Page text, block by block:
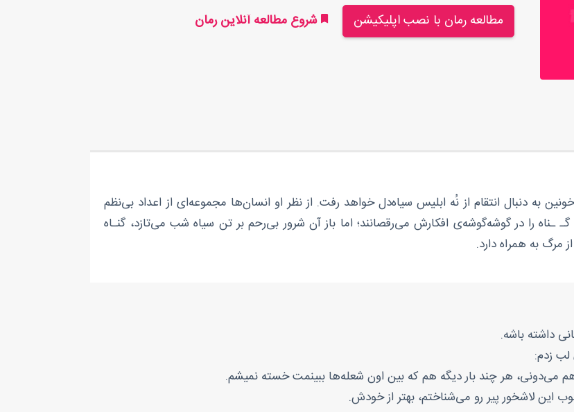
مطالعه رمان با نصب اپلیکیشن شروع مطالعه آنلاین رمان
به دنبال انتقام از نُه ابلیس سیاه‌دل خواهد رفت. از نظر او انسان‌ها مجموعه‌ای از اعداد بی‌نظم
را در گوشه‌گوشه‌ی افکارش می‌رقصانند؛ اما باز آن شرور بی‌رحم بر تن سیاه شب می‌تازد، گنـاه
مرگ به همراه دارد.
داشته باشه.
زدم:
می‌دونی، هر چند بار دیگه هم که بین اون شعله‌ها ببینمت خسته نمیشم.
لاشخور پیر رو می‌شناختم، بهتر از خودش.